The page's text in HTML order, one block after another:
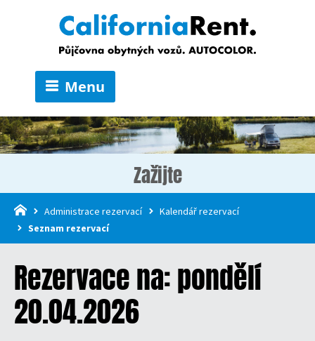
Menu
Zažijte
Administrace rezervací
Kalendář rezervací
Seznam rezervací
Rezervace na: pondělí
20.04.2026